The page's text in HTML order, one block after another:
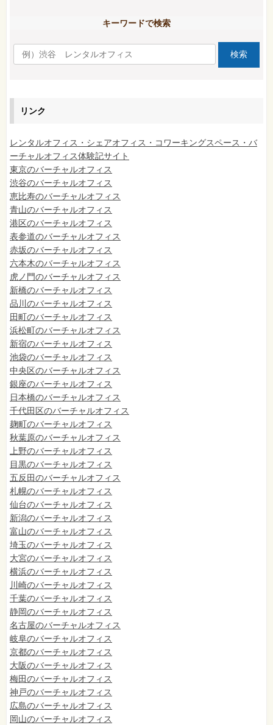
キーワードで検索
リンク
レンタルオフィス・シェアオフィス・コワーキングスペース・バ
ーチャルオフィス体験記サイト
東京のバーチャルオフィス
渋谷のバーチャルオフィス
恵比寿のバーチャルオフィス
青山のバーチャルオフィス
港区のバーチャルオフィス
表参道のバーチャルオフィス
赤坂のバーチャルオフィス
六本木のバーチャルオフィス
虎ノ門のバーチャルオフィス
新橋のバーチャルオフィス
品川のバーチャルオフィス
田町のバーチャルオフィス
浜松町のバーチャルオフィス
新宿のバーチャルオフィス
池袋のバーチャルオフィス
中央区のバーチャルオフィス
銀座のバーチャルオフィス
日本橋のバーチャルオフィス
千代田区のバーチャルオフィス
麹町のバーチャルオフィス
秋葉原のバーチャルオフィス
上野のバーチャルオフィス
目黒のバーチャルオフィス
五反田のバーチャルオフィス
札幌のバーチャルオフィス
仙台のバーチャルオフィス
新潟のバーチャルオフィス
富山のバーチャルオフィス
埼玉のバーチャルオフィス
大宮のバーチャルオフィス
横浜のバーチャルオフィス
川崎のバーチャルオフィス
千葉のバーチャルオフィス
静岡のバーチャルオフィス
名古屋のバーチャルオフィス
岐阜のバーチャルオフィス
京都のバーチャルオフィス
大阪のバーチャルオフィス
梅田のバーチャルオフィス
神戸のバーチャルオフィス
広島のバーチャルオフィス
岡山のバーチャルオフィス